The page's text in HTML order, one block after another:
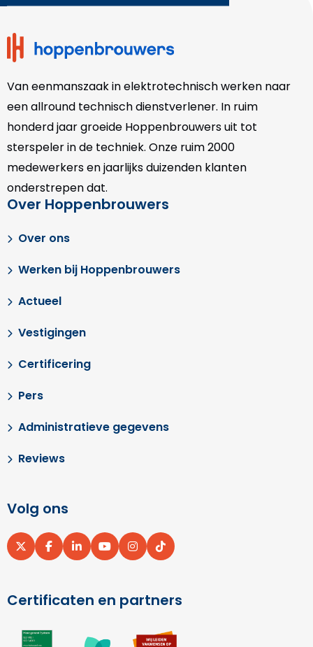
Van eenmanszaak in elektrotechnisch werken naar
een allround technisch dienstverlener. In ruim
honderd jaar groeide Hoppenbrouwers uit tot
sterspeler in de techniek. Onze ruim 2000
medewerkers en jaarlijks duizenden klanten
onderstrepen dat.
Over Hoppenbrouwers
Over ons
Werken bij Hoppenbrouwers
Actueel
Vestigingen
Certificering
Pers
Administratieve gegevens
Reviews
Volg ons
Ga
Ga
Ga
Ga
Ga
Ga
Certificaten en partners
Ga